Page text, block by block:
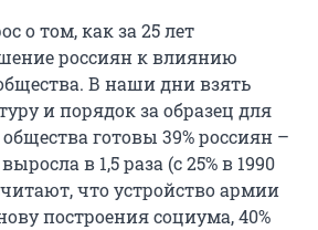
о том, как за 25 лет
россиян к влиянию
В наши дни взять
и порядок за образец для
готовы 39% россиян –
в 1,5 раза (с 25% в 1990
что устройство армии
построения социума, 40%